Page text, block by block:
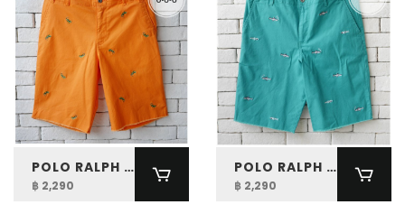
POLO RALPH LAUREN BOYS LIZARD STRETCH CHINO SHORT
฿ 2,290
POLO RALPH LAUREN BOYS SHARK STRETCH CHINO SHORT
฿ 2,290